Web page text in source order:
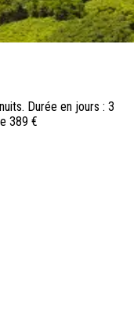
Durée en jours : 3
389 €